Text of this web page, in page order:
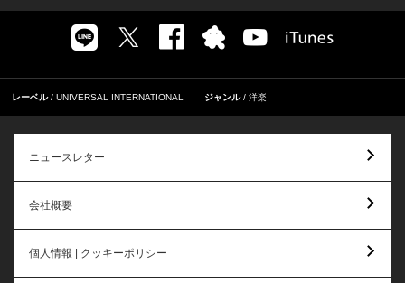
レーベル UNIVERSAL INTERNATIONAL ジャンル 洋楽
ニュースレター
会社概要
個人情報 | クッキーポリシー